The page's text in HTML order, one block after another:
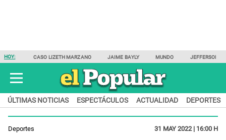
HOY: CASO LIZETH MARZANO JAIME BAYLY MUNDO JEFFERSON
ÚLTIMAS NOTICIAS ESPECTÁCULOS ACTUALIDAD DEPORTES
Deportes 31 MAY 2022 | 16:00 H